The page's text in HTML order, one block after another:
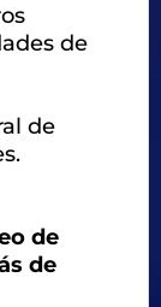
de
de
de
de